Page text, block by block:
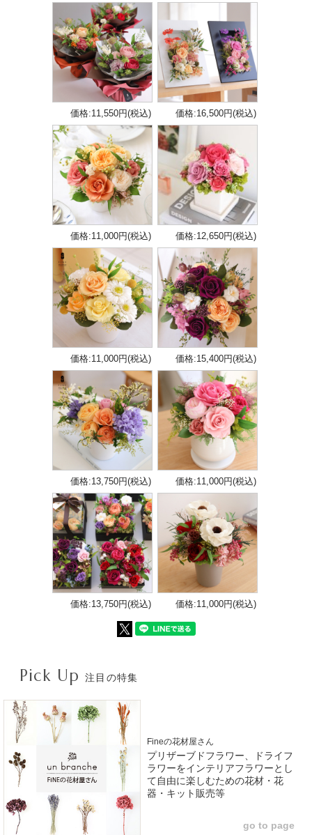
価格:11,550円(税込) 価格:16,500円(税込)
価格:11,000円(税込) 価格:12,650円(税込)
価格:11,000円(税込) 価格:15,400円(税込)
価格:13,750円(税込) 価格:11,000円(税込)
価格:13,750円(税込) 価格:11,000円(税込)